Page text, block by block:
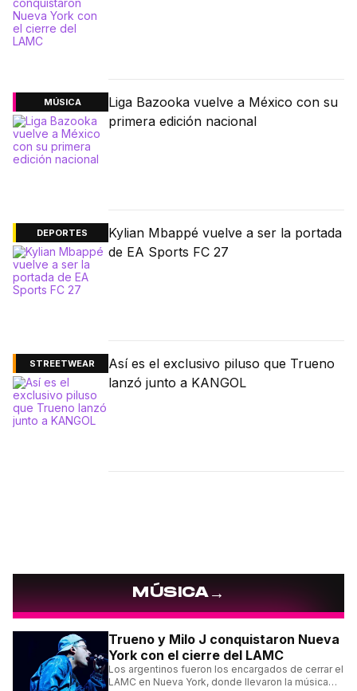
MÚSICA
Liga Bazooka vuelve a México con su
primera edición nacional
DEPORTES
Kylian Mbappé vuelve a ser la portada
de EA Sports FC 27
STREETWEAR
Así es el exclusivo piluso que Trueno
lanzó junto a KANGOL
MÚSICA→
Trueno y Milo J conquistaron Nueva
York con el cierre del LAMC
Los argentinos fueron los encargados de cerrar el
LAMC en Nueva York, donde llevaron la música